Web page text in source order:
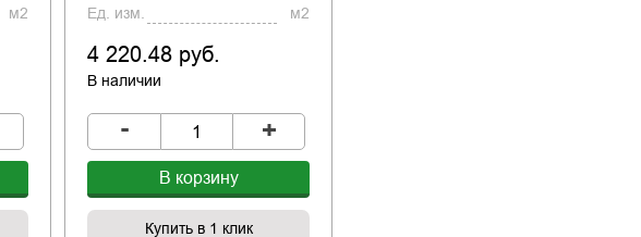
м2
Ед. изм.
м2
4 220.48 руб.
В наличии
- +
В корзину
Купить в 1 клик